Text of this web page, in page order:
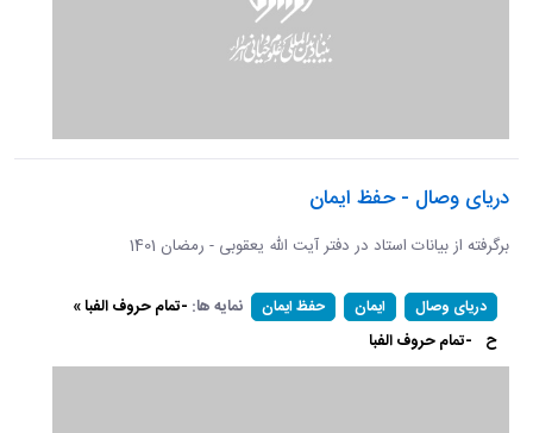
دریای وصال - حفظ ایمان
برگرفته از بیانات استاد در دفتر آیت الله یعقوبی - رمضان 1401
دریای وصال ایمان حفظ ایمان نمایه ها: -تمام حروف الفبا »
ح -تمام حروف الفبا